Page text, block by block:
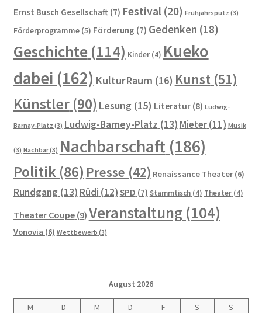
Die Architektur der Künstlerkolonie Berlin und deren
Architekten
Führungen durch die Künstlerkolonie
(Denkmalschutz)
Kleine Geschichte der Künstlerkolonie Berlin
Künstler Wohnungsmarkt
Dies und Das
Ernst Busch Gesellschaft(7) Festival(20) Frühjahrsputz (3)
Förderprogramme(5) Förderung (7) Gedenken (18)
Geschichte(114) Kinder(4) Kueko
dabei (162) KulturRaum (16) Kunst (51)
Künstler(90) Lesung (15) Literatur(8) Ludwig-
Barnay-Platz (3) Ludwig-Barney-Platz (13) Mieter(11) Musik
(3) Nachbar(3) Nachbarschaft(186)
Politik(86) Presse (42) Renaissance Theater(6)
Rundgang (13) Rüdi (12) SPD (7) Stammtisch(4) Theater(4)
Theater Coupe(9) Veranstaltung (104)
Vonovia (6) Wettbewerb (3)
August 2026
M D M D F S
S